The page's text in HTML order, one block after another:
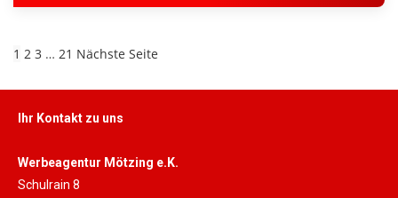
1 2 3 … 21 Nächste Seite
Ihr Kontakt zu uns
Werbeagentur Mötzing e.K.
Schulrain 8